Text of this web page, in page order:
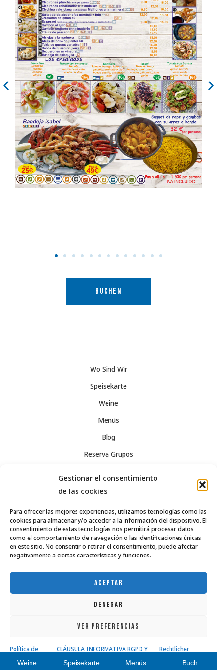
Gestionar el consentimiento
de las cookies
Para ofrecer las mejores experiencias, utilizamos tecnologías como las
cookies para almacenar y/o acceder a la información del dispositivo. El
consentimiento de estas tecnologías nos permitirá procesar datos
como el comportamiento de navegación o las identificaciones únicas
en este sitio. No consentir o retirar el consentimiento, puede afectar
negativamente a ciertas características y funciones.
ACEPTAR
DENEGAR
VER PREFERENCIAS
Política de
cookies
CLÁUSULA INFORMATIVA RGPD Y
LSSI-CE
Rechtlicher
BUCHEN
Wo Sind Wir
Speisekarte
Weine
Menüs
Blog
Reserva Grupos
Rechtlicher Hinweis
Términos y condiciones de venta
Política de cookies (UE)
963 55 04 92
info@casaisabel.es
Weine Speisekarte Menüs Buch